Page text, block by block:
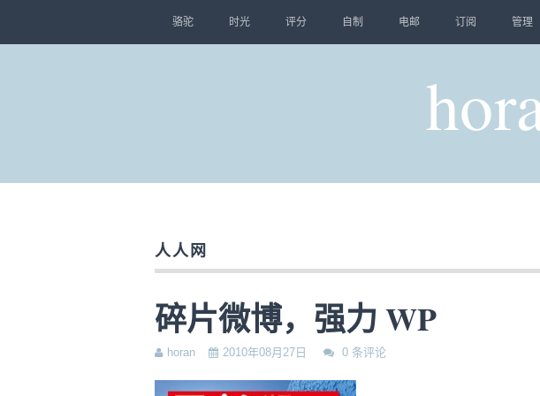
骆驼 时光 评分 自制 电邮 订阅 管理
人人网
碎片微博，强力 WP
horan 2010年08月27日 0 条评论